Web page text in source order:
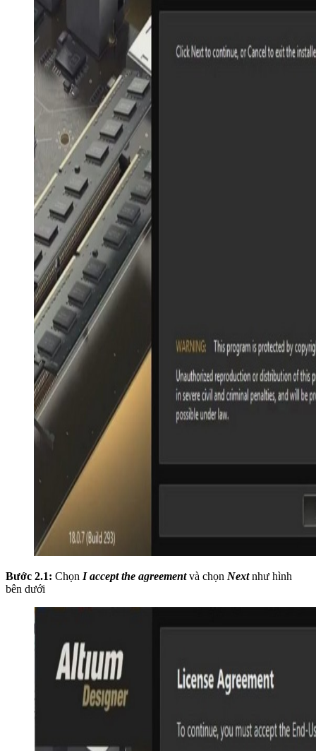
Bước 2.1: Chọn I accept the agreementvà chọn Next như hình
bên dưới